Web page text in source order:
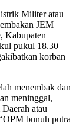
Militer atau
JEM
Kabupaten
pukul 18.30
korban
menembak dan
meninggal,
atau
bunuh putra